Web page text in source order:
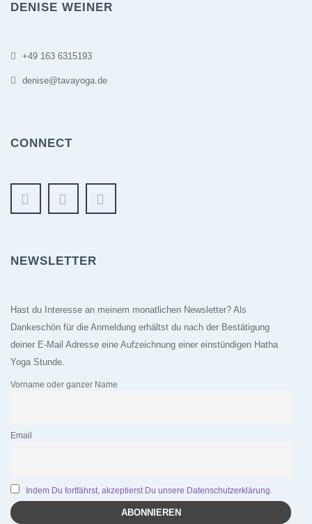
DENISE WEINER
+49 163 6315193
denise@tavayoga.de
CONNECT
NEWSLETTER
Hast du Interesse an meinem monatlichen Newsletter? Als
Dankeschön für die Anmeldung erhältst du nach der Bestätigung
deiner E-Mail Adresse eine Aufzeichnung einer einstündigen Hatha
Yoga Stunde.
Vorname oder ganzer Name
Email
Indem Du fortfährst, akzeptierst Du unsere Datenschutzerklärung.